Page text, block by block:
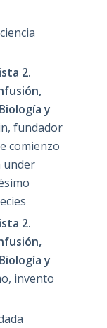
2.
y
fundador
comienzo
under
2.
y
invento